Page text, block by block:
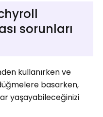
sorunları
kullanırken ve
basarken,
yaşayabileceğinizi